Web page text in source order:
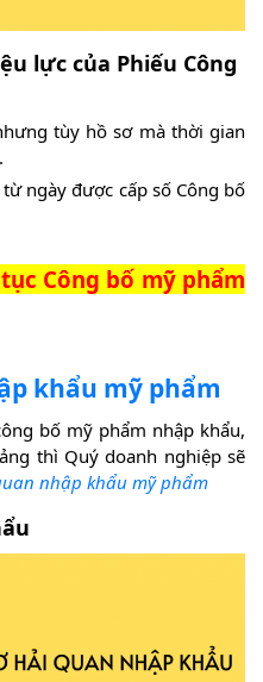
lực của Phiếu Công
tùy hồ sơ mà thời gian
ngày được cấp số Công bố
Công bố mỹ phẩm
khẩu mỹ phẩm
bố mỹ phẩm nhập khẩu,
thì Quý doanh nghiệp sẽ
nhập khẩu mỹ phẩm